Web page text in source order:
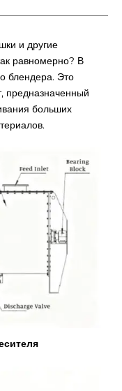
и другие
равномерно? В
блендера. Это
больших